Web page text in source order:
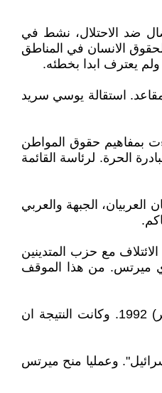
ضد الاحتلال، نشط في
الانسان في المناطق
يعترف ابدا بخطئه.
1992 حصل ميرتس على 12 مقعدا، وفي الانتخابات الاخيرة عام 2003 هبط الى ستة مقاعد. استقالة يوسي سريد
التي جاءت بمفاهيم حقوق المواطن
الحرة. لرئاسة القائمة
العربيان، الجبهة والعربي
مع حزب المتدينين
ميرتس. من هذا الموقف
تنازل آخر من ميرتس كان الموافقة الصامتة على قرار حكومة رابين ابعاد 400 من نشيطي حماس الى مرج الزهور في لبنان، في كانون اول (ديسمبر) 1992. وكانت النتيجة ان
اسرائيل". وعمليا منح ميرتس